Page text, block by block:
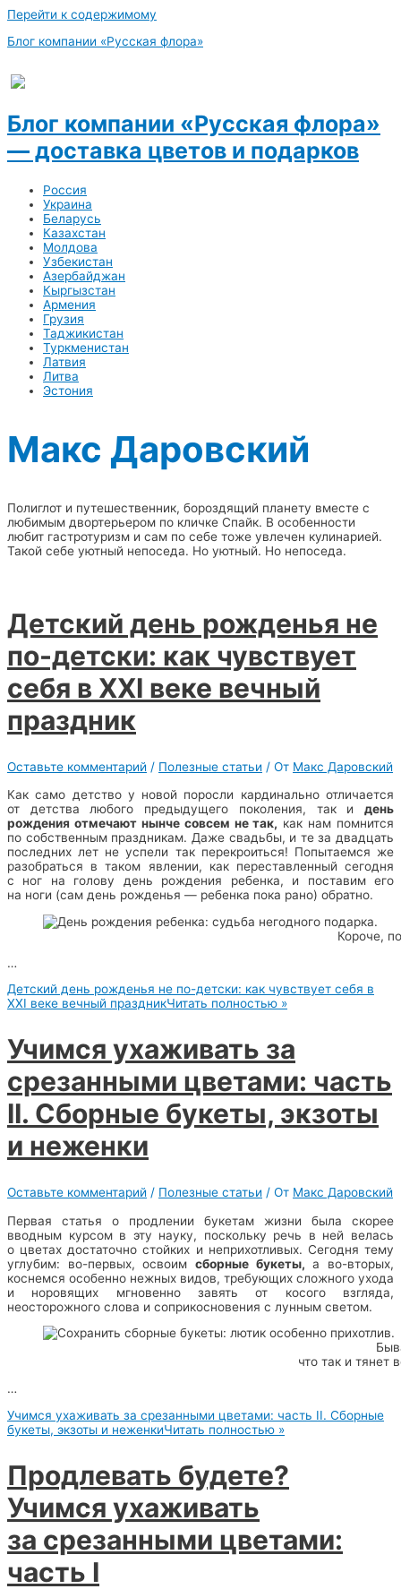
Перейти к содержимому
Блог компании «Русская флора»
Блог компании «Русская флора»
— доставка цветов и подарков
Россия
Украина
Беларусь
Казахстан
Молдова
Узбекистан
Азербайджан
Кыргызстан
Армения
Грузия
Таджикистан
Туркменистан
Латвия
Литва
Эстония
Макс Даровский
Полиглот и путешественник, бороздящий планету вместе с
любимым двортерьером по кличке Спайк. В особенности
любит гастротуризм и сам по себе тоже увлечен кулинарией.
Такой себе уютный непоседа. Но уютный. Но непоседа.
Детский день рожденья не
по-детски: как чувствует
себя в XXI веке вечный
праздник
Оставьте комментарий / Полезные статьи / От Макс Даровский
Как само детство у новой поросли кардинально отличается
от детства любого предыдущего поколения, так и день
рождения отмечают нынче совсем не так, как нам помнится
по собственным праздникам. Даже свадьбы, и те за двадцать
последних лет не успели так перекроиться! Попытаемся же
разобраться в таком явлении, как переставленный сегодня
с ног на голову день рождения ребенка, и поставим его
на ноги (сам день рожденья — ребенка пока рано) обратно.
Короче,
…
Детский день рожденья не по-детски: как чувствует себя в
XXI веке вечный праздникЧитать полностью »
Учимся ухаживать за
срезанными цветами: часть
II. Сборные букеты, экзоты
и неженки
Оставьте комментарий / Полезные статьи / От Макс Даровский
Первая статья о продлении букетам жизни была скорее
вводным курсом в эту науку, поскольку речь в ней велась
о цветах достаточно стойких и неприхотливых. Сегодня тему
углубим: во-первых, освоим сборные букеты, а во-вторых,
коснемся особенно нежных видов, требующих сложного ухода
и норовящих мгновенно завять от косого взгляда,
неосторожного слова и соприкосновения с лунным светом.
что так и тянет
…
Учимся ухаживать за срезанными цветами: часть II. Сборные
букеты, экзоты и неженкиЧитать полностью »
Продлевать будете?
Учимся ухаживать
за срезанными цветами:
часть I